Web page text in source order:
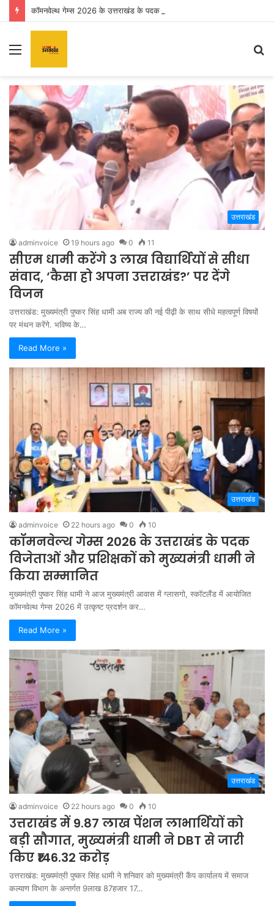
Menu
उत्तराखंड
adminvoice 19 hours ago 0 11
सीएम धामी करेंगे 3 लाख विद्यार्थियों से सीधा
संवाद, ‘कैसा हो अपना उत्तराखंड?’ पर देंगे
विजन
उत्तराखंड: मुख्यमंत्री पुष्कर सिंह धामी अब राज्य की नई पीढ़ी के साथ सीधे महत्वपूर्ण विषयों
पर मंथन करेंगे. भविष्य के…
Read More »
उत्तराखंड
adminvoice 22 hours ago 0 10
कॉमनवेल्थ गेम्स 2026 के उत्तराखंड के पदक
विजेताओं और प्रशिक्षकों को मुख्यमंत्री धामी ने
किया सम्मानित
मुख्यमंत्री पुष्कर सिंह धामी ने आज मुख्यमंत्री आवास में ग्लासगो, स्कॉटलैंड में आयोजित
कॉमनवेल्थ गेम्स 2026 में उत्कृष्ट प्रदर्शन कर…
Read More »
उत्तराखंड
adminvoice 22 hours ago 0 10
उत्तराखंड में 9.87 लाख पेंशन लाभार्थियों को
बड़ी सौगात, मुख्यमंत्री धामी ने DBT से जारी
किए ₹146.32 करोड़
उत्तराखंड: मुख्यमंत्री पुष्कर सिंह धामी ने शनिवार को मुख्यमंत्री कैंप कार्यालय में समाज
कल्याण विभाग के अन्तर्गत 9लाख 87हजार 17…